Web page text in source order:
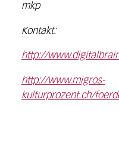
mkp
Kontakt:
http://
http://www.migros-
kulturprozent.ch/